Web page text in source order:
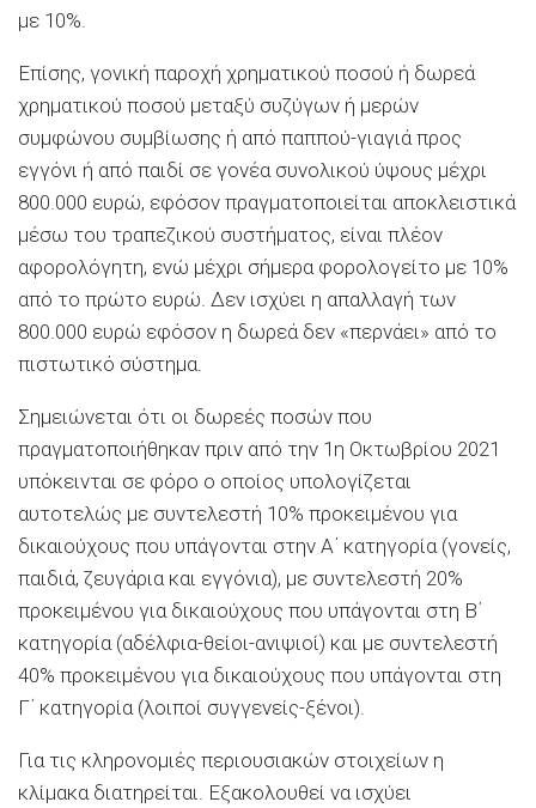
με 10%.
Επίσης, γονική παροχή χρηματικού ποσού ή δωρεά
χρηματικού ποσού μεταξύ συζύγων ή μερών
συμφώνου συμβίωσης ή από παππού-γιαγιά προς
εγγόνι ή από παιδί σε γονέα συνολικού ύψους μέχρι
800.000 ευρώ, εφόσον πραγματοποιείται αποκλειστικά
μέσω του τραπεζικού συστήματος, είναι πλέον
αφορολόγητη, ενώ μέχρι σήμερα φορολογείτο με 10%
από το πρώτο ευρώ. Δεν ισχύει η απαλλαγή των
800.000 ευρώ εφόσον η δωρεά δεν «περνάει» από το
πιστωτικό σύστημα.
Σημειώνεται ότι οι δωρεές ποσών που
πραγματοποιήθηκαν πριν από την 1η Οκτωβρίου 2021
υπόκεινται σε φόρο ο οποίος υπολογίζεται
αυτοτελώς με συντελεστή 10% προκειμένου για
δικαιούχους που υπάγονται στην Α΄ κατηγορία (γονείς,
παιδιά, ζευγάρια και εγγόνια), με συντελεστή 20%
προκειμένου για δικαιούχους που υπάγονται στη Β΄
κατηγορία (αδέλφια-θείοι-ανιψιοί) και με συντελεστή
40% προκειμένου για δικαιούχους που υπάγονται στη
Γ΄ κατηγορία (λοιποί συγγενείς-ξένοι).
Για τις κληρονομιές περιουσιακών στοιχείων η
κλίμακα διατηρείται. Εξακολουθεί να ισχύει